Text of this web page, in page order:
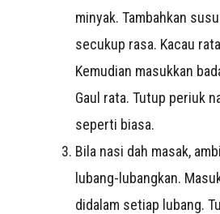
minyak. Tambahkan
secukup rasa. Kacau
Kemudian masukkan
Gaul rata. Tutup periuk
seperti biasa.
Bila nasi dah masak,
lubang-lubangkan.
didalam setiap lubang.